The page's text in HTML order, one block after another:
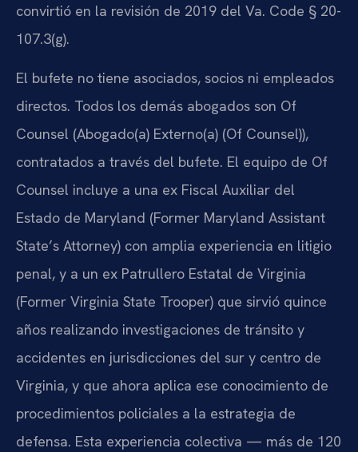
convirtió en la revisión de 2019 del Va. Code § 20-
107.3(g).
El bufete no tiene asociados, socios ni empleados
directos. Todos los demás abogados son Of
Counsel (Abogado(a) Externo(a) (Of Counsel)),
contratados a través del bufete. El equipo de Of
Counsel incluye a una ex Fiscal Auxiliar del
Estado de Maryland (Former Maryland Assistant
State’s Attorney) con amplia experiencia en litigio
penal, y a un ex Patrullero Estatal de Virginia
(Former Virginia State Trooper) que sirvió quince
años realizando investigaciones de tránsito y
accidentes en jurisdicciones del sur y centro de
Virginia, y que ahora aplica ese conocimiento de
procedimientos policiales a la estrategia de
defensa. Esta experiencia colectiva — más de 120